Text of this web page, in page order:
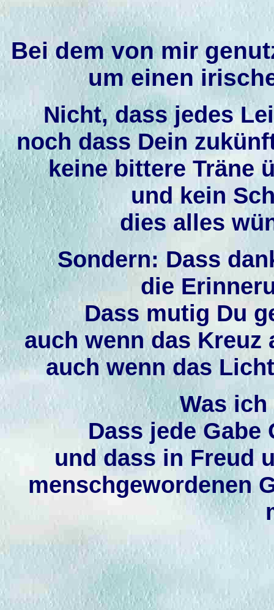
Bei dem von mir
um einen
Nicht, dass jedes
noch dass Dein
keine bittere Träne
und kein
dies alles
Sondern: Dass
die
Dass mutig Du
auch wenn das
auch wenn das
Was
Dass jede
und dass in Freud
menschgewordenen